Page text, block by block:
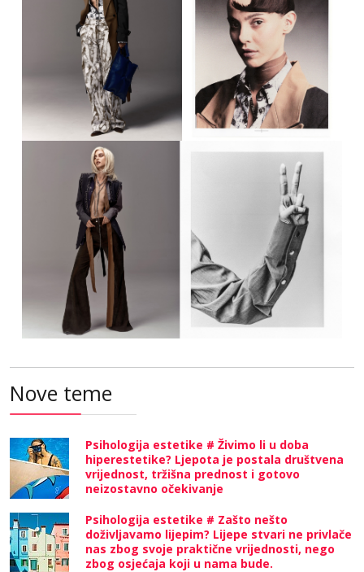
Nove teme
Psihologija estetike # Živimo li u doba
hiperestetike? Ljepota je postala društvena
vrijednost, tržišna prednost i gotovo
neizostavno očekivanje
Psihologija estetike # Zašto nešto
doživljavamo lijepim? Lijepe stvari ne privlače
nas zbog svoje praktične vrijednosti, nego
zbog osjećaja koji u nama bude.